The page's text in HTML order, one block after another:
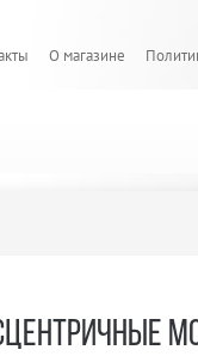
О магазине